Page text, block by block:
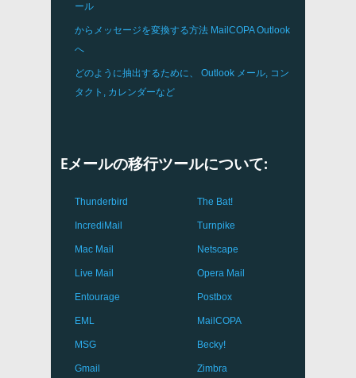
ール
からメッセージを変換する方法 MailCOPAOutlook
へ
どのように抽出するために、 Outlook メール, コン
タクト, カレンダーなど
Eメールの移行ツールについて:
Thunderbird
IncrediMail
Mac Mail
Live Mail
Entourage
EML
MSG
Gmail
The Bat!
Turnpike
Netscape
Opera Mail
Postbox
MailCOPA
Becky!
Zimbra